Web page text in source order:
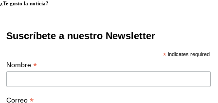
¿Te gusto la noticia?
Suscríbete a nuestro Newsletter
*indicates required
Nombre*
Correo